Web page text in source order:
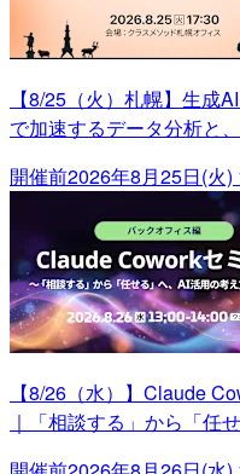
【8/25（火）札幌】生成
で加速するデータ分析と
開催前2026年8月25日(火)
【8/26（水）】Claude
｜「相談する」から「任